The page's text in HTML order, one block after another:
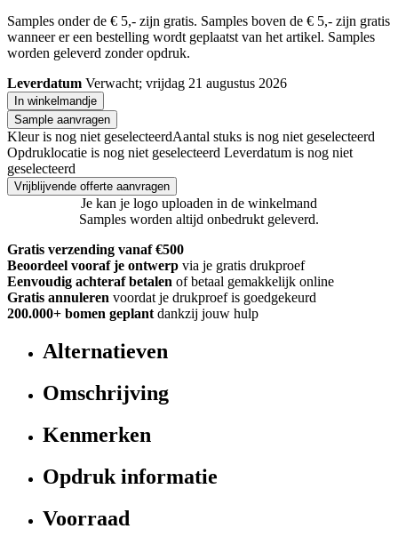
Samples onder de € 5,- zijn gratis. Samples boven de € 5,- zijn gratis
wanneer er een bestelling wordt geplaatst van het artikel. Samples
worden geleverd zonder opdruk.
Leverdatum Verwacht; vrijdag 21 augustus 2026
In winkelmandje
Sample aanvragen
Kleur is nog niet geselecteerdAantal stuks is nog niet geselecteerd
Opdruklocatie is nog niet geselecteerd Leverdatum is nog niet
geselecteerd
Vrijblijvende offerte aanvragen
Je kan je logo uploaden in de winkelmand
Samples worden altijd onbedrukt geleverd.
Gratis verzending vanaf €500
Beoordeel vooraf je ontwerp via je gratis drukproef
Eenvoudig achteraf betalen of betaal gemakkelijk online
Gratis annuleren voordat je drukproef is goedgekeurd
200.000+ bomen geplant dankzij jouw hulp
Alternatieven
Omschrijving
Kenmerken
Opdruk informatie
Voorraad